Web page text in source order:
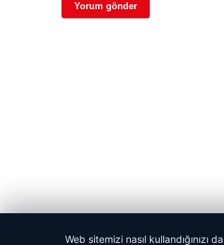
Web sitemizi nasıl